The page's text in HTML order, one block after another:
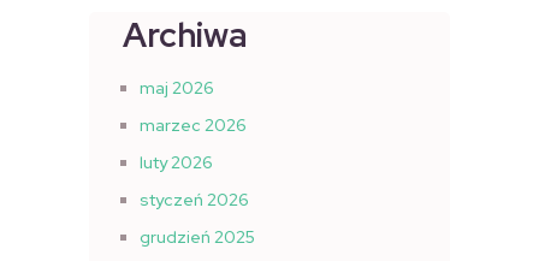
Archiwa
maj 2026
marzec 2026
luty 2026
styczeń 2026
grudzień 2025